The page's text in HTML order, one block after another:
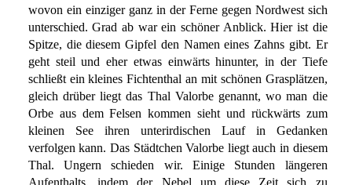
wovon ein einziger ganz in der Ferne gegen Nordwest sich
unterschied. Grad ab war ein schöner Anblick. Hier ist die
Spitze, die diesem Gipfel den Namen eines Zahns gibt. Er
geht steil und eher etwas einwärts hinunter, in der Tiefe
schließt ein kleines Fichtenthal an mit schönen Grasplätzen,
gleich drüber liegt das Thal Valorbe genannt, wo man die
Orbe aus dem Felsen kommen sieht und rückwärts zum
kleinen See ihren unterirdischen Lauf in Gedanken
verfolgen kann. Das Städtchen Valorbe liegt auch in diesem
Thal. Ungern schieden wir. Einige Stunden längeren
Aufenthalts, indem der Nebel um diese Zeit sich zu